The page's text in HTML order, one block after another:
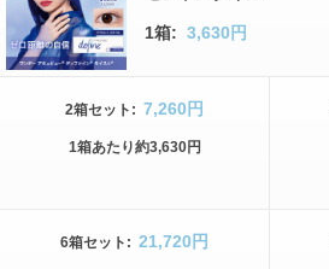
1箱: 3,630円
2箱セット : 7,260円
1箱あたり約3,630円
6箱セット : 21,720円